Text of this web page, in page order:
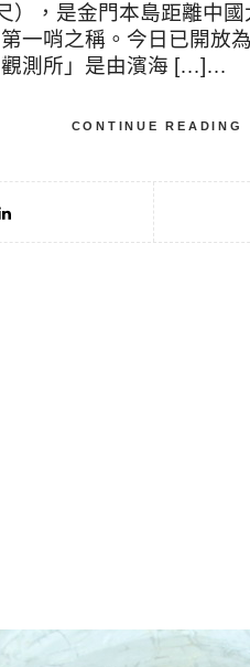
），是金門本島距離中
一哨之稱。今日已開放
測所」是由濱海 […]…
CONTINUE READING